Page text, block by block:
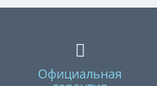
Официальная